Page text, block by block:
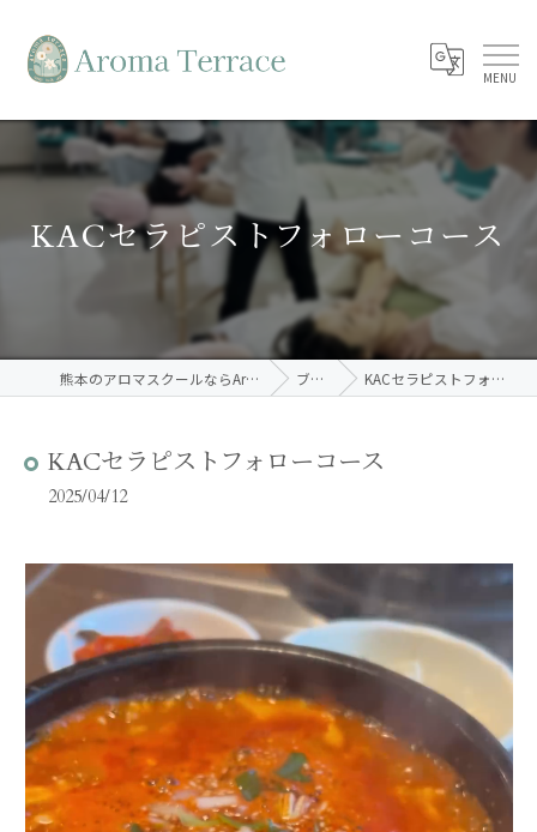
KACセラピストフォローコース
熊本のアロマスクールならAroma Terrace ブログ KACセラピストフォローコース
KACセラピストフォローコース
2025/04/12